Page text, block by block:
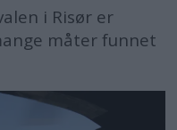
i Risør er
måter funnet